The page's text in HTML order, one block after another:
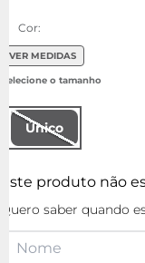
Cor:
VER MEDIDAS
Único
Este produto não
Quero saber quando